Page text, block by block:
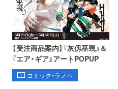
【受注商品案内】『灰仭巫覡』＆
『エア・ギア』アートPOPUP
コミック・ラノベ